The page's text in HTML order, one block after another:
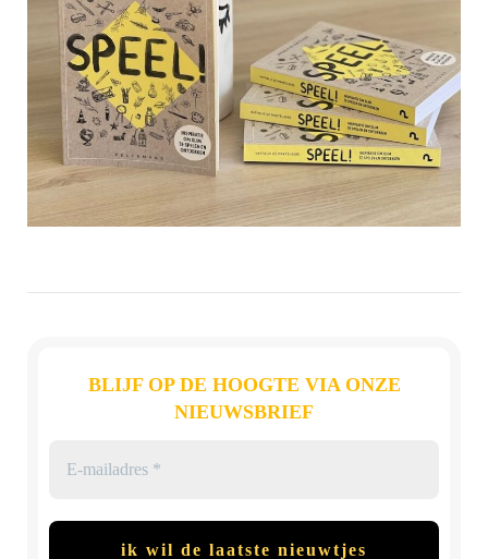
BLIJF OP DE HOOGTE VIA ONZE
NIEUWSBRIEF